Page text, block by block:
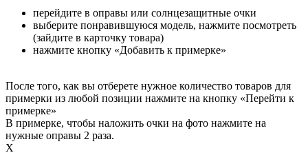
перейдите в оправы или солнцезащитные очки
выберите понравившуюся модель, нажмите посмотреть
(зайдите в карточку товара)
нажмите кнопку «Добавить к примерке»
После того, как вы отберете нужное количество товаров для
примерки из любой позиции нажмите на кнопку «Перейти к
примерке»
В примерке, чтобы наложить очки на фото нажмите на
нужные оправы 2 раза.
X